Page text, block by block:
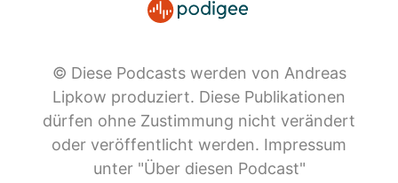
© Diese Podcasts werden von Andreas
Lipkow produziert. Diese Publikationen
dürfen ohne Zustimmung nicht verändert
oder veröffentlicht werden. Impressum
unter "Über diesen Podcast"